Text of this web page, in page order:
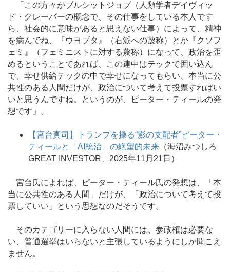
「この方々がブルシットジョブ（人類学者デイヴィッ
ド・クレーバーの概念で、その仕事をしている本人です
ら、社会的に意味があると思えない仕事）によって、精神
を病んでね、『ウヨブタ』（右派への蔑称）とか『クソフ
ェミ』（フェミニストに対する蔑称）になって、政治を歪
めるということであれば、この連中はテックで囲い込ん
で、幸せ供給テックの中で幸せになってもらい、本当に公
共性のある人間だけが、政治について考えて投票すればい
いと思うんですね。というのが、ピーター・ティールの発
想です」。
【宮台真司】トランプを操る“影の支配者”ピーター・
ティールと「AI統治」の絶望的未来 （海沼みつしろ
GREAT INVESTOR、2025年11月21日）
宮台氏によれば、ピーター・ティール氏の発想は、「本
当に公共性のある人間」だけが、「政治について考えて投
票していい」という思想なのだそうです。
そのカテゴリーに入らない人間には、参政権は必要な
い、普通選挙はいらないと主張しているようにしか聞こえ
ません。